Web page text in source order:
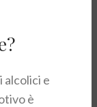
alcolici e
è
ed